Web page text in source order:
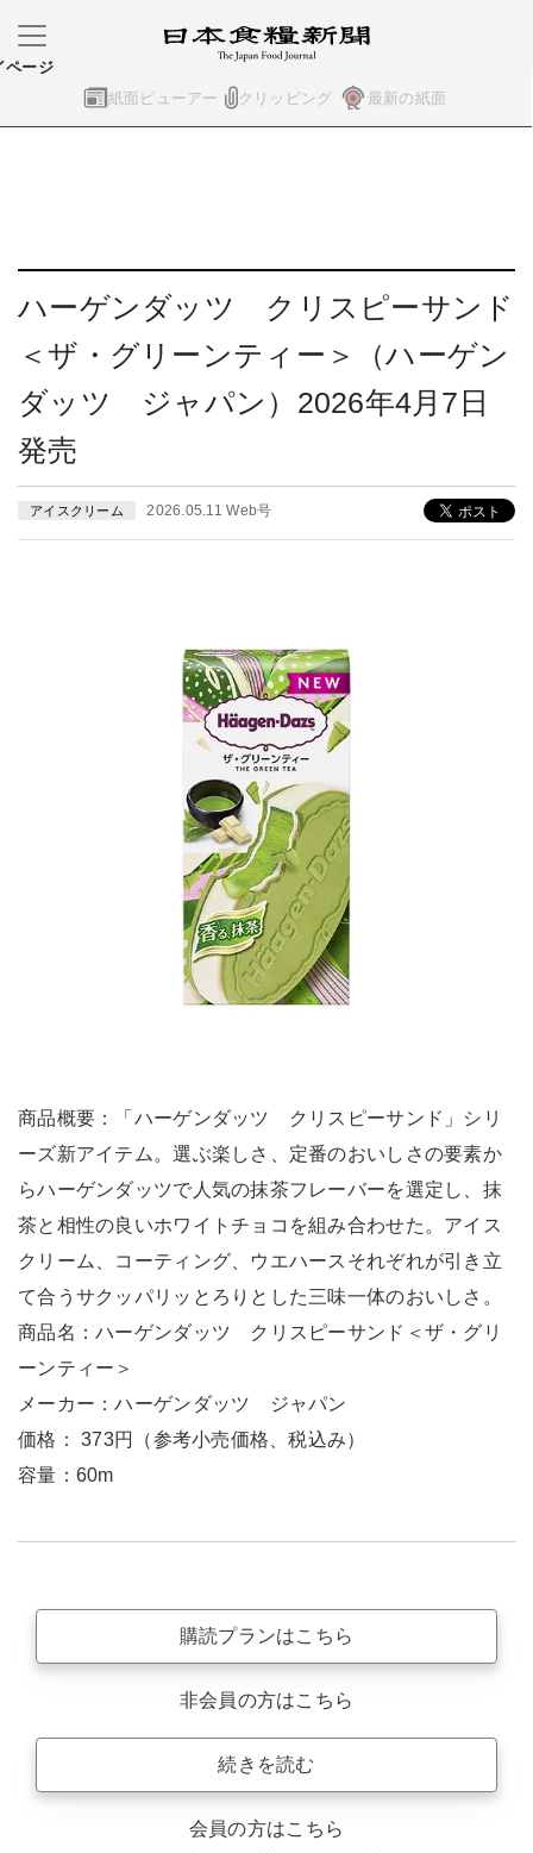
紙面ビューアー クリッピング 最新の紙面
ページ
ハーゲンダッツ クリスピーサンド
＜ザ・グリーンティー＞（ハーゲン
ダッツ ジャパン）2026年4月7日
発売
アイスクリーム 2026.05.11 Web号
商品概要：「ハーゲンダッツ クリスピーサンド」シリ
ーズ新アイテム。選ぶ楽しさ、定番のおいしさの要素か
らハーゲンダッツで人気の抹茶フレーバーを選定し、抹
茶と相性の良いホワイトチョコを組み合わせた。アイス
クリーム、コーティング、ウエハースそれぞれが引き立
て合うサクッパリッとろりとした三味一体のおいしさ。
商品名：ハーゲンダッツ クリスピーサンド＜ザ・グリ
ーンティー＞
メーカー：ハーゲンダッツ ジャパン
価格： 373円（参考小売価格、税込み）
容量：60m
購読プランはこちら
非会員の方はこちら
続きを読む
会員の方はこちら